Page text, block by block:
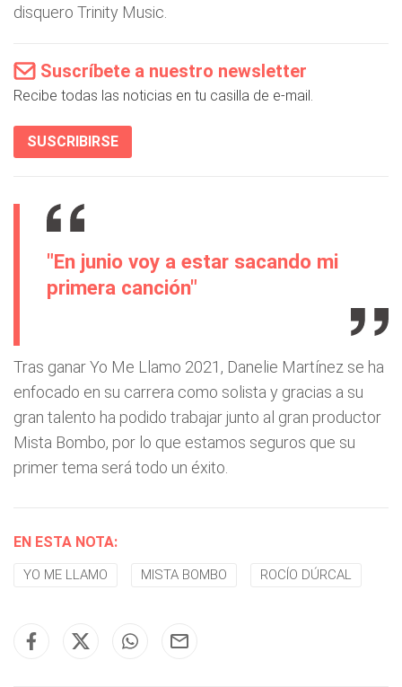
disquero Trinity Music.
Suscríbete a nuestro newsletter
Recibe todas las noticias en tu casilla de e-mail.
SUSCRIBIRSE
"En junio voy a estar sacando mi
primera canción"
Tras ganar Yo Me Llamo 2021, Danelie Martínez se ha
enfocado en su carrera como solista y gracias a su
gran talento ha podido trabajar junto al gran productor
Mista Bombo, por lo que estamos seguros que su
primer tema será todo un éxito.
EN ESTA NOTA:
YO ME LLAMO MISTA BOMBO ROCÍO DÚRCAL